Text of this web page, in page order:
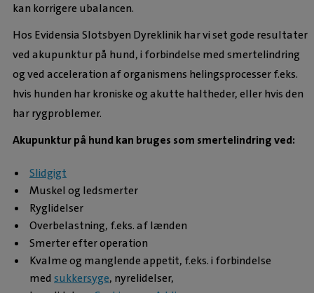
kan korrigere ubalancen.
Hos Evidensia Slotsbyen Dyreklinik har vi set gode resultater
ved akupunktur på hund, i forbindelse med smertelindring
og ved acceleration af organismens helingsprocesser f.eks.
hvis hunden har kroniske og akutte haltheder, eller hvis den
har rygproblemer.
Akupunktur på hund kan bruges som smertelindring ved:
Slidgigt
Muskel og ledsmerter
Ryglidelser
Overbelastning, f.eks. af lænden
Smerter efter operation
Kvalme og manglende appetit, f.eks. i forbindelse
med sukkersyge, nyrelidelser,